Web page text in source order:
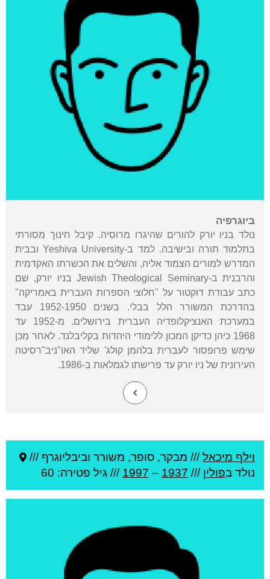
ביוגרפיה
נולד בניו יורק להורים שהיגרו מרוסיה. קיבל חינוך מסורתי
בתלמוד תורה ובישיבה. למד ב-Yeshiva University ובבית
המדרש למורים הצמוד אליה, והשלים את הכשרתו האקדמית
והרבנית ב-Jewish Theological Seminary בניו יורק, שם
כתב עבודת דוקטור על "חלוצי הספרות העברית באמריקה"
בהדרכת המשורר הלל בבלי. בשנים 1952-1950 עבד
במערכת האנציקלופדיה העברית בירושלים. מ-1952 עד
1968 כיהן כדיקן המכון ללימודי היהדות בקליבלנד. לאחר מכן
שימש פרופסור לעברית בלהמן קולג' שליד האו"ניב"רסיטה
העירונית של ניו יורק עד פרישתו לגמלאות ב-1986.
וילף מיכאל/// מבקר, סופר, משורר וביבליוגרף ///
נולד בפולין ///
1937
–
1997 /// גיל פטירה: 60